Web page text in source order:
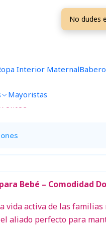
Interior Maternal
Mayoristas
Bebé – Comodidad
vida activa de las familias
aliado perfecto para
No dudes